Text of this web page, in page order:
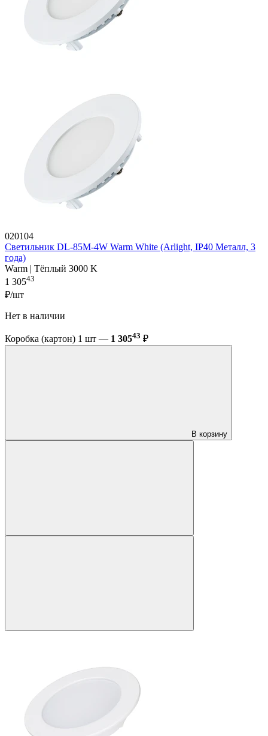
020104
Светильник DL-85M-4W Warm White (Arlight, IP40 Металл, 3
года)
Warm | Тёплый 3000 K
1 30543
₽/шт
Нет в наличии
Коробка (картон) 1 шт — 1 30543 ₽
В корзину